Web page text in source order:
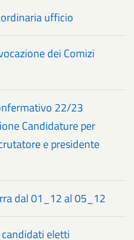
ufficio
dei Comizi
22/23
Candidature per
e presidente
dal 01_12 al 05_12
eletti